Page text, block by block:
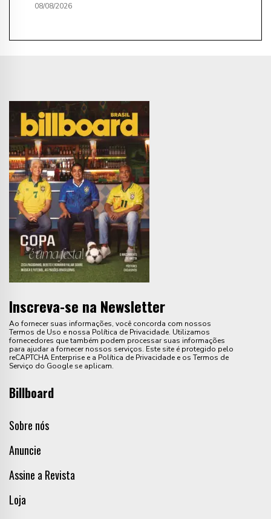
08/08/2026
Inscreva-se na Newsletter
Ao fornecer suas informações, você concorda com nossos
Termos de Uso e nossa Política de Privacidade. Utilizamos
fornecedores que também podem processar suas informações
para ajudar a fornecer nossos serviços. Este site é protegido pelo
reCAPTCHA Enterprise e a Política de Privacidade e os Termos de
Serviço do Google se aplicam.
Billboard
Sobre nós
Anuncie
Assine a Revista
Loja